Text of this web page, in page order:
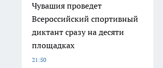
Чувашия проведет
Всероссийский спортивный
диктант сразу на десяти
площадках
21:50